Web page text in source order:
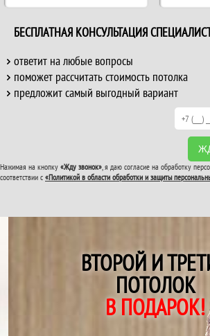
ВТОРОЙ И
ПОТОЛОК
В ПОДАРОК!
БЕСПЛАТНАЯ КОНСУЛЬТАЦИЯ
ответит на любые вопросы
поможет рассчитать стоимость потолка
предложит самый выгодный вариант
Нажимая на кнопку «Жду звонок», я даю согласие на обработку
соответствии с «Политикой в области обработки и защиты